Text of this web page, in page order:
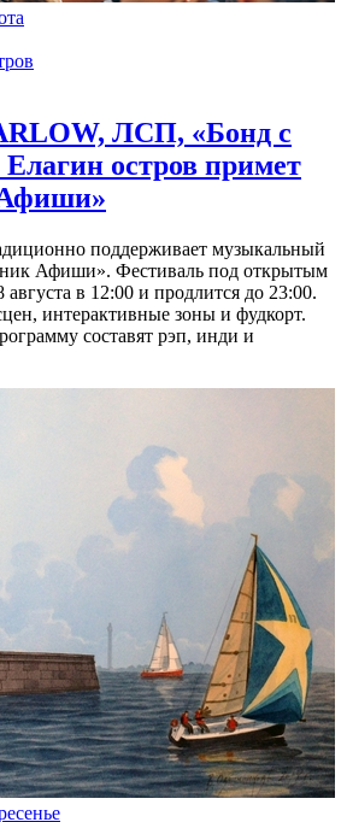
ЛСП, «Бонд с
остров примет
поддерживает музыкальный
Афиши». Фестиваль под открытым
августа в 12:00 и продлится до 23:00.
интерактивные зоны и фудкорт.
составят рэп, инди и